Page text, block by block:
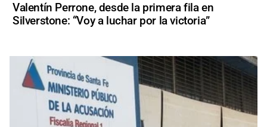
Valentín Perrone, desde la primera fila en
Silverstone: “Voy a luchar por la victoria”